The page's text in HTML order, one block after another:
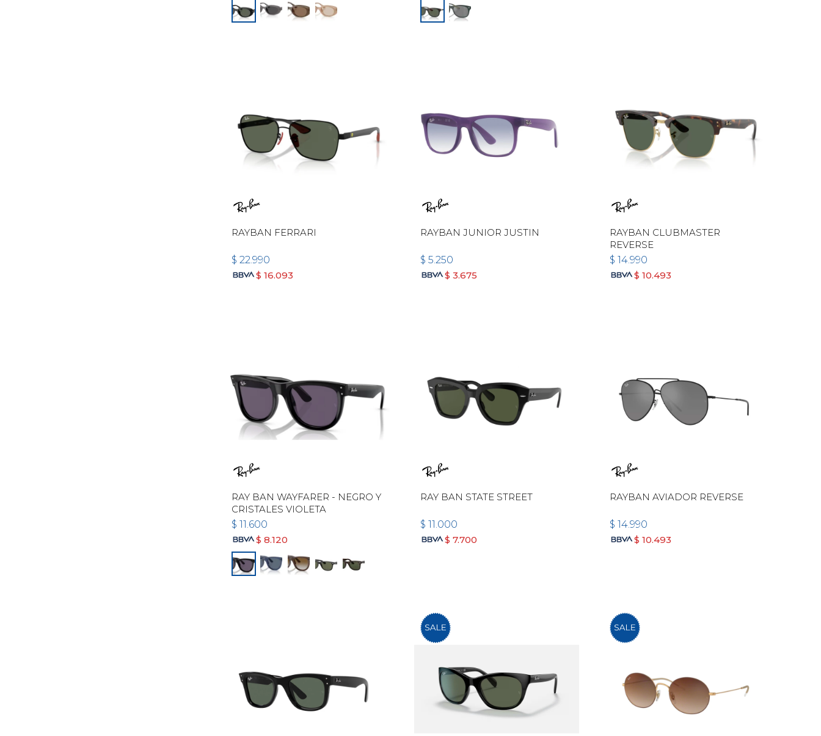
RAYBAN FERRARI
$ 22.990
$ 16.093
RAYBAN JUNIOR JUSTIN
$ 5.250
$ 3.675
RAYBAN CLUBMASTER
REVERSE
$ 14.990
$ 10.493
RAY BAN WAYFARER - NEGRO Y
CRISTALES VIOLETA
$ 11.600
$ 8.120
RAY BAN STATE STREET
$ 11.000
$ 7.700
RAYBAN AVIADOR REVERSE
$ 14.990
$ 10.493